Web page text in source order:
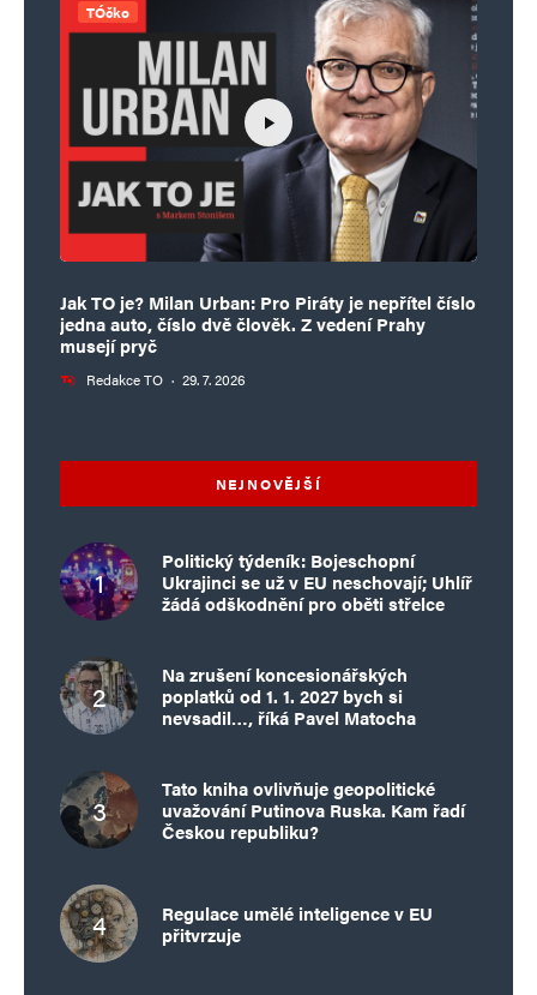
TÓčko
Jak TO je? Milan Urban: Pro Piráty je nepřítel číslo
jedna auto, číslo dvě člověk. Z vedení Prahy
musejí pryč
Redakce TO · 29. 7. 2026
NEJNOVĚJŠÍ
Politický týdeník: Bojeschopní
Ukrajinci se už v EU neschovají; Uhlíř
žádá odškodnění pro oběti střelce
Na zrušení koncesionářských
poplatků od 1. 1. 2027 bych si
nevsadil…, říká Pavel Matocha
Tato kniha ovlivňuje geopolitické
uvažování Putinova Ruska. Kam řadí
Českou republiku?
Regulace umělé inteligence v EU
přitvrzuje